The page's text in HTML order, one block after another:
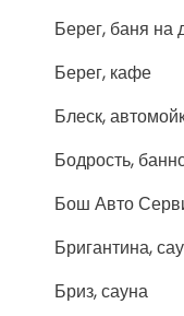
Берег, баня на
Берег, кафе
Блеск,
Бодрость,
Бош Авто
Бригантина,
Бриз, сауна